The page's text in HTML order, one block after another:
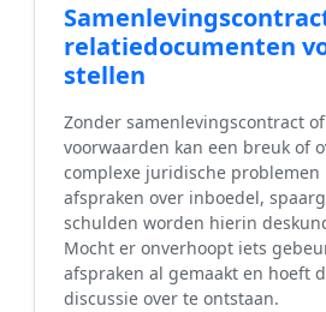
relatiedocumenten
stellen
Zonder samenlevingscontract
voorwaarden kan een breuk of
complexe juridische problemen
afspraken over inboedel,
schulden worden hierin
Mocht er onverhoopt iets
afspraken al gemaakt en hoeft
discussie over te ontstaan.